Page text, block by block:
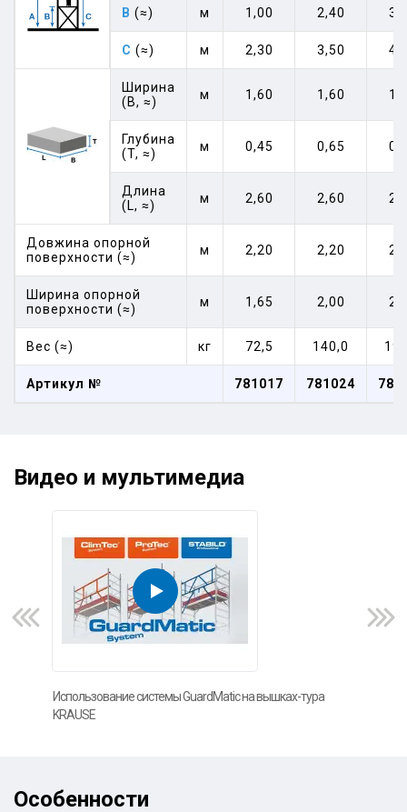
Артикул № 781017 781024
B (≈) м 1,00 2,40
C (≈) м 2,30 3,50
Ширина
(B, ≈)
м 1,60 1,60
Глубина
(T, ≈)
м 0,45 0,65
Длина
(L, ≈)
м 2,60 2,60
Довжина опорной
поверхности (≈)
м 2,20 2,20
Ширина опорной
поверхности (≈)
м 1,65 2,00
Вес (≈) кг 72,5 140,0
Видео и мультимедиа
Использование системы GuardMatic на вышках-тура
KRAUSE
Особенности